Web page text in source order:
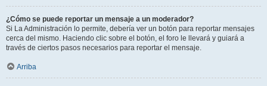
¿Cómo se puede reportar un mensaje a un moderador?
Si La Administración lo permite, debería ver un botón para reportar mensajes
cerca del mismo. Haciendo clic sobre el botón, el foro le llevará y guiará a
través de ciertos pasos necesarios para reportar el mensaje.
Arriba